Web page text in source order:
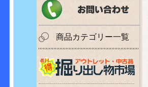
商品カテゴリー一覧